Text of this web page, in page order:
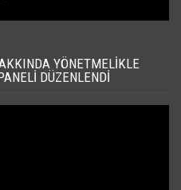
YÖNETMELIKLE
DÜZENLENDI